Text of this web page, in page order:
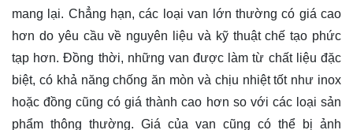
mang lại. Chẳng hạn, các loại van lớn thường có giá cao
hơn do yêu cầu về nguyên liệu và kỹ thuật chế tạo phức
tạp hơn. Đồng thời, những van được làm từ chất liệu đặc
biệt, có khả năng chống ăn mòn và chịu nhiệt tốt như inox
hoặc đồng cũng có giá thành cao hơn so với các loại sản
phẩm thông thường. Giá của van cũng có thể bị ảnh